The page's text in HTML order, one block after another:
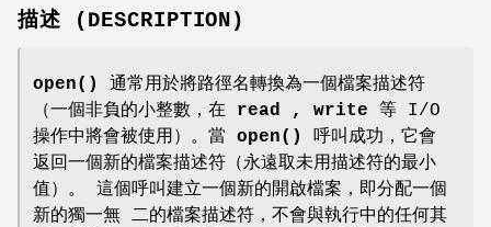
描述 (DESCRIPTION)
open()
通常用於將路徑名轉換為一個檔案描述符
（一個非負的小整數，在 read , write 等 I/O
操作中將會被使用）。當 open()
呼叫成功，它會
返回一個新的檔案描述符（永遠取未用描述符的最小
值）。 這個呼叫建立一個新的開啟檔案，即分配一個
新的獨一無 二的檔案描述符，不會與執行中的任何其